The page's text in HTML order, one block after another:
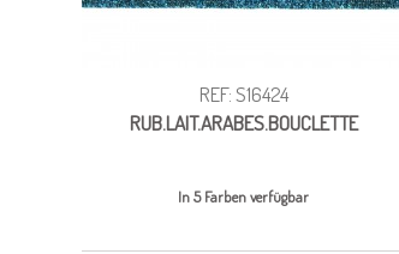
REF: S16424
RUB.LAIT.ARABES.BOUCLETTE
In 5 Farben verfügbar